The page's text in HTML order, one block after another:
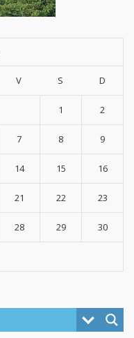
V S D
1 2
7 8 9
14 15 16
21 22 23
28 29 30